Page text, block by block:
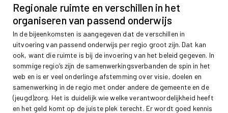
Regionale ruimte en verschillen in het
organiseren van passend onderwijs
In de bijeenkomsten is aangegeven dat de verschillen in
uitvoering van passend onderwijs per regio groot zijn. Dat kan
ook, want die ruimte is bij de invoering van het beleid gegeven. In
sommige regio’s zijn de samenwerkingsverbanden de spin in het
web en is er veel onderlinge afstemming over visie, doelen en
samenwerking in de regio met onder andere de gemeente en de
(jeugd)zorg. Het is duidelijk wie welke verantwoordelijkheid heeft
en het geld komt op de juiste plek terecht. Er wordt goed kennis